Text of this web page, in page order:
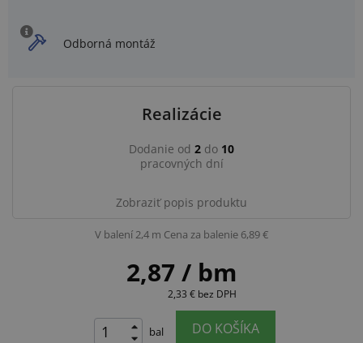
Odborná montáž
Realizácie
Dodanie od 2 do 10
pracovných dní
Zobraziť popis produktu
V balení 2,4 m Cena za balenie 6,89 €
2,87 / bm
2,33 € bez DPH
bal DO KOŠÍKA